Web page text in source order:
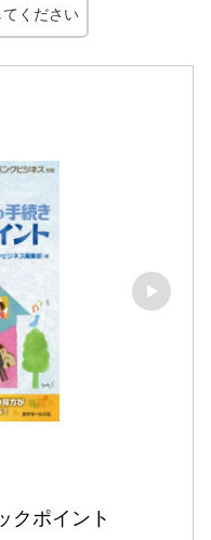
ください
クポイント